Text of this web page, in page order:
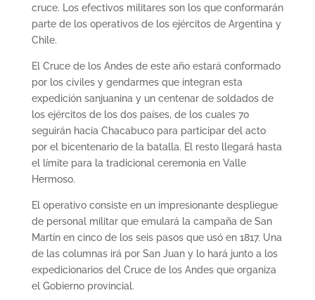
cruce. Los efectivos militares son los que conformarán
parte de los operativos de los ejércitos de Argentina y
Chile.
El Cruce de los Andes de este año estará conformado
por los civiles y gendarmes que integran esta
expedición sanjuanina y un centenar de soldados de
los ejércitos de los dos países, de los cuales 70
seguirán hacia Chacabuco para participar del acto
por el bicentenario de la batalla. El resto llegará hasta
el límite para la tradicional ceremonia en Valle
Hermoso.
El operativo consiste en un impresionante despliegue
de personal militar que emulará la campaña de San
Martín en cinco de los seis pasos que usó en 1817. Una
de las columnas irá por San Juan y lo hará junto a los
expedicionarios del Cruce de los Andes que organiza
el Gobierno provincial.